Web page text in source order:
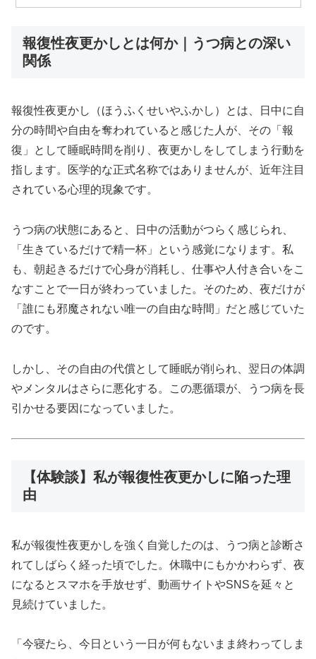
報復性夜更かしとは何か｜うつ病との深い
関係
報復性夜更かし（ほうふくせいやふかし）とは、日中に自
分の時間や自由を奪われていると感じた人が、その「報
復」として睡眠時間を削り、夜更かしをしてしまう行動を
指します。医学的な正式名称ではありませんが、近年注目
されている心理的現象です。
うつ病の状態にあると、日中の活動がつらく感じられ、
「生きているだけで精一杯」という感覚になります。私
も、朝起きるだけで心身が消耗し、仕事や人付き合いをこ
なすことで一日が終わっていました。そのため、夜だけが
「誰にも邪魔されない唯一の自由な時間」だと感じていた
のです。
しかし、その自由の代償として睡眠が削られ、翌日の体調
やメンタルはさらに悪化する。この悪循環が、うつ病を長
引かせる要因になっていました。
【体験談】私が報復性夜更かしに陥った理
由
私が報復性夜更かしを強く自覚したのは、うつ病と診断さ
れてしばらく経った頃でした。休職中にもかかわらず、夜
になるとスマホを手放せず、動画サイトやSNSを延々と
見続けていました。
「今寝たら、今日という一日が何もないまま終わってしま